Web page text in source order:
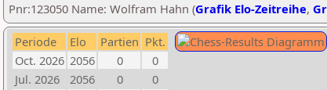
Pnr:123050 Name: Wolfram Hahn (Grafik Elo-Zeitreihe,
Periode Elo Partien Pkt.
Oct. 2026 2056 0
0
Jul. 2026
2056 0
0